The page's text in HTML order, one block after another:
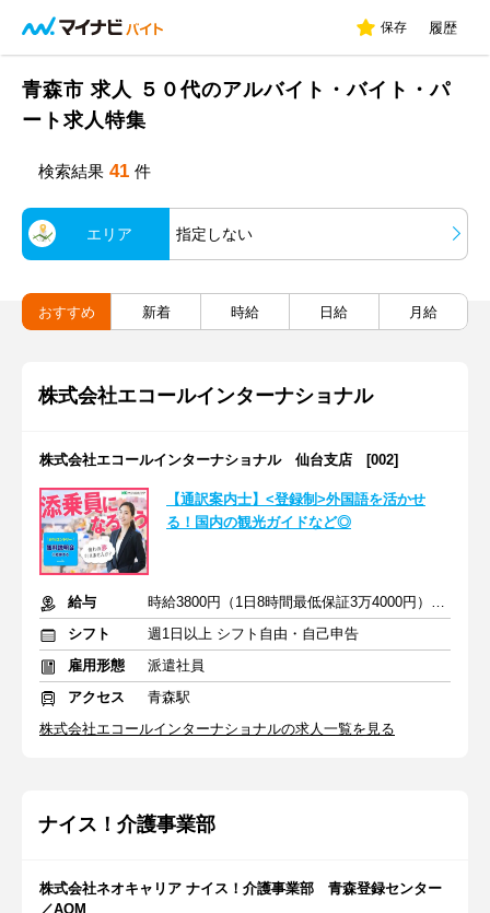
保存 履歴
青森市 求人 ５０代のアルバイト・バイト・パ
ート求人特集
検索結果 41 件
エリア 指定しない
おすすめ 新着 時給 日給 月給
株式会社エコールインターナショナル
株式会社エコールインターナショナル 仙台支店 [002]
【通訳案内士】<登録制>外国語を活かせ
る！国内の観光ガイドなど◎
給与
時給3800円（1日8時間最低保証3万4000円）+交通費全額支給
シフト
週1日以上 シフト自由・自己申告
雇用形態
派遣社員
アクセス
青森駅
株式会社エコールインターナショナルの求人一覧を見る
ナイス！介護事業部
株式会社ネオキャリア ナイス！介護事業部 青森登録センター
／AOM